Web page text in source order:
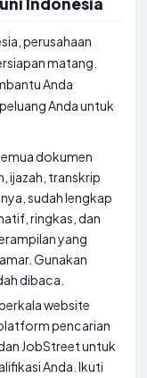
perusahaan
matang.
Anda
Anda untuk
dokumen
ijazah, transkrip
sudah lengkap
ringkas, dan
yang
Gunakan
dibaca.
website
pencarian
JobStreet untuk
Anda. Ikuti